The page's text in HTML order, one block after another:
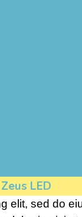
Zeus LED
elit, sed do